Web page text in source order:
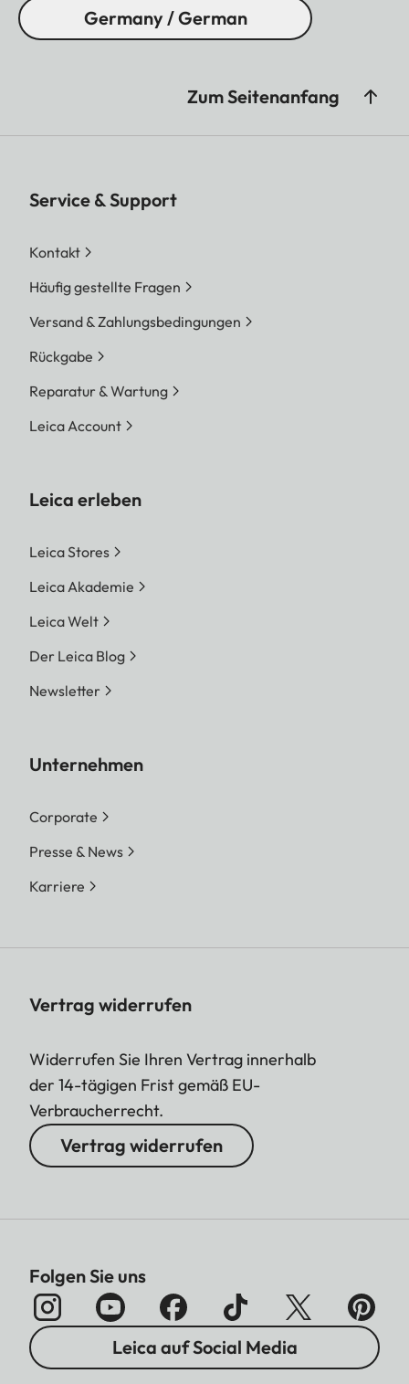
Germany / German
Zum Seitenanfang
Service & Support
Kontakt
Häufig gestellte Fragen
Versand & Zahlungsbedingungen
Rückgabe
Reparatur & Wartung
Leica Account
Leica erleben
Leica Stores
Leica Akademie
Leica Welt
Der Leica Blog
Newsletter
Unternehmen
Corporate
Presse & News
Karriere
Vertrag widerrufen
Widerrufen Sie Ihren Vertrag innerhalb
der 14-tägigen Frist gemäß EU-
Verbraucherrecht.
Vertrag widerrufen
Folgen Sie uns
Leica auf Social Media